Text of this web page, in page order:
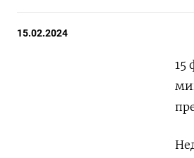
15.02.2024
15